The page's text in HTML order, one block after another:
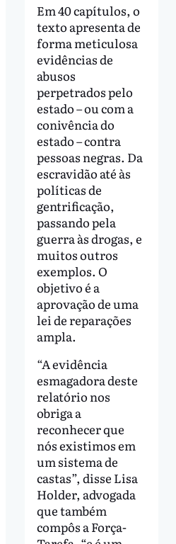
Em 40 capítulos, o
texto apresenta de
forma meticulosa
evidências de
abusos
perpetrados pelo
estado – ou com a
conivência do
estado – contra
pessoas negras. Da
escravidão até às
políticas de
gentrificação,
passando pela
guerra às drogas, e
muitos outros
exemplos. O
objetivo é a
aprovação de uma
lei de reparações
ampla.
“A evidência
esmagadora deste
relatório nos
obriga a
reconhecer que
nós existimos em
um sistema de
castas”, disse Lisa
Holder, advogada
que também
compôs a Força-